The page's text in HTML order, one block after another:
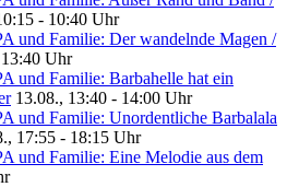
- 10:40 Uhr
und Familie: Der wandelnde Magen /
Uhr
und Familie: Barbahelle hat ein
13.08., 13:40 - 14:00 Uhr
und Familie: Unordentliche Barbalala
17:55 - 18:15 Uhr
und Familie: Eine Melodie aus dem